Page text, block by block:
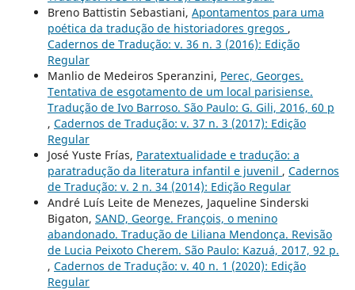
Breno Battistin Sebastiani, Apontamentos para uma
poética da tradução de historiadores gregos ,
Cadernos de Tradução: v. 36 n. 3 (2016): Edição
Regular
Manlio de Medeiros Speranzini, Perec, Georges.
Tentativa de esgotamento de um local parisiense.
Tradução de Ivo Barroso. São Paulo: G. Gili, 2016, 60 p
, Cadernos de Tradução: v. 37 n. 3 (2017): Edição
Regular
José Yuste Frías, Paratextualidade e tradução: a
paratradução da literatura infantil e juvenil , Cadernos
de Tradução: v. 2 n. 34 (2014): Edição Regular
André Luís Leite de Menezes, Jaqueline Sinderski
Bigaton, SAND, George. François, o menino
abandonado. Tradução de Liliana Mendonça. Revisão
de Lucia Peixoto Cherem. São Paulo: Kazuá, 2017, 92 p.
, Cadernos de Tradução: v. 40 n. 1 (2020): Edição
Regular